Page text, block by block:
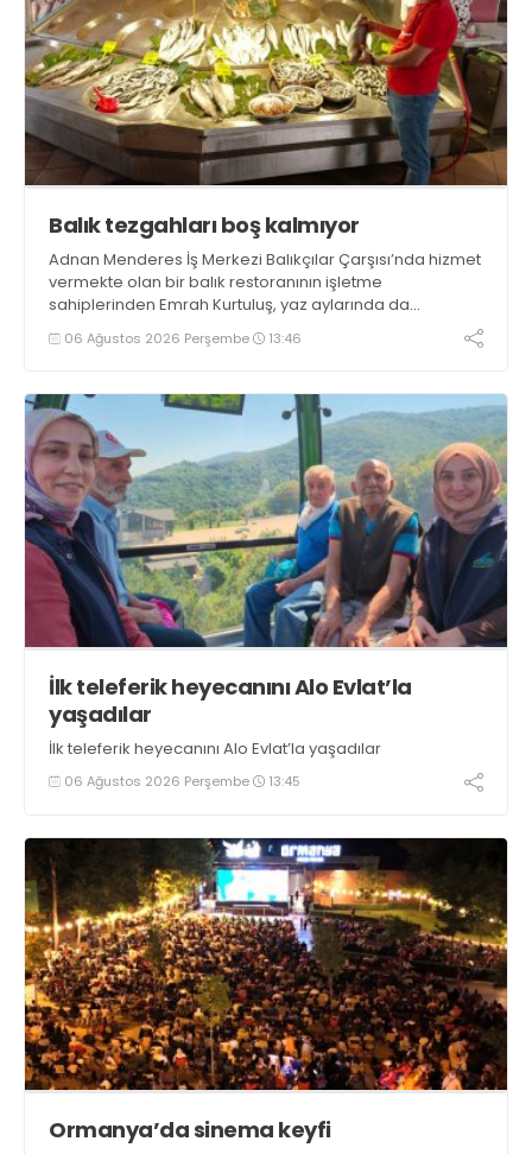
Balık tezgahları boş kalmıyor
Adnan Menderes İş Merkezi Balıkçılar Çarşısı’nda hizmet
vermekte olan bir balık restoranının işletme
sahiplerinden Emrah Kurtuluş, yaz aylarında da
tezgahlarda taze balık bulunduğunu ifade ederek “Yıl
boyunca tezgahlarda taze balık bulmak mümkün
06 Ağustos 2026 Perşembe 13:46
İlk teleferik heyecanını Alo Evlat’la
yaşadılar
İlk teleferik heyecanını Alo Evlat’la yaşadılar
06 Ağustos 2026 Perşembe 13:45
Ormanya’da sinema keyfi